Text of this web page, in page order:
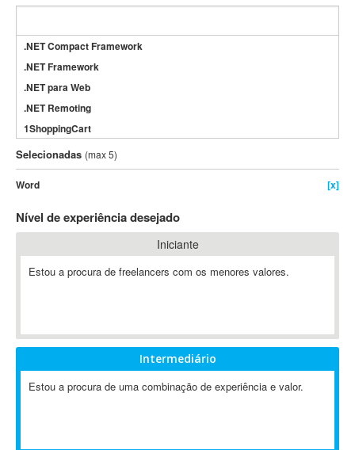
.NET Compact Framework
.NET Framework
.NET para Web
.NET Remoting
1ShoppingCart
3DS Max
3GSM
4D Dimension
802.11
A&P
A2Billing
ABAP
ABBYY FineReader
Selecionadas (max 5)
Word [x]
Nível de experiência desejado
Iniciante
Estou a procura de freelancers com os menores valores.
Intermediário
Estou a procura de uma combinação de experiência e valor.